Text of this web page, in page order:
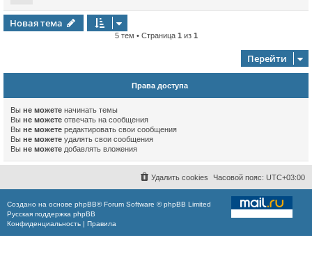
Новая тема
5 тем • Страница 1 из 1
Перейти
Права доступа
Вы не можете начинать темы
Вы не можете отвечать на сообщения
Вы не можете редактировать свои сообщения
Вы не можете удалять свои сообщения
Вы не можете добавлять вложения
Часовой пояс: UTC+03:00
Удалить cookies
Создано на основе phpBB® Forum Software © phpBB Limited
Русская поддержка phpBB
Конфиденциальность | Правила